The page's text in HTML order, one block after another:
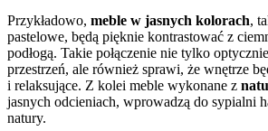
Przykładowo, meble w jasnych kolorach,
pastelowe, będą pięknie kontrastować z
podłogą. Takie połączenie nie tylko
przestrzeń, ale również sprawi, że wnętrze
i relaksujące. Z kolei meble wykonane z
jasnych odcieniach, wprowadzą do sypialni
natury.